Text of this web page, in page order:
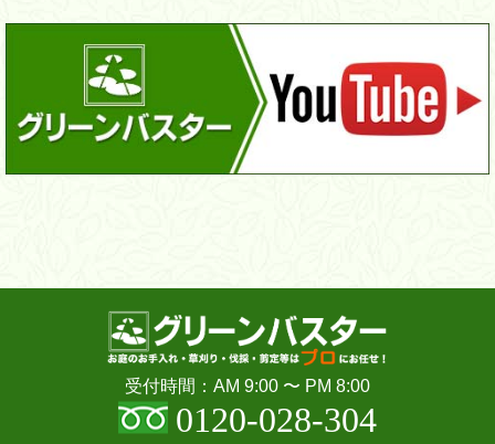
受付時間：AM 9:00 〜 PM 8:00
0120-028-304